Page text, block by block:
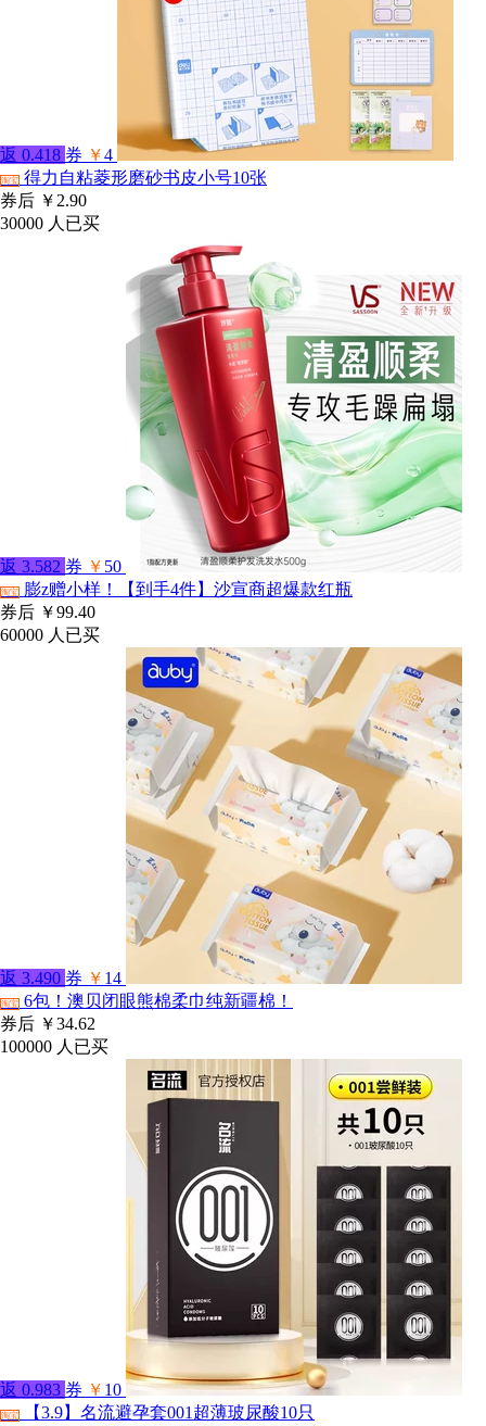
返 0.418 券 ￥4
淘宝 得力自粘菱形磨砂书皮小号10张
券后 ￥2.90
30000 人已买
返 3.582 券 ￥ 50
淘宝
膨z赠小样！【到手4件】沙宣商超爆款红瓶
券后 ￥99.40
60000 人已买
返 3.490 券 ￥ 14
淘宝 6包！澳贝闭眼熊棉柔巾纯新疆棉！
券后 ￥34.62
100000 人已买
返 0.983 券 ￥ 10
淘宝 【3.9】名流避孕套001超薄玻尿酸10只